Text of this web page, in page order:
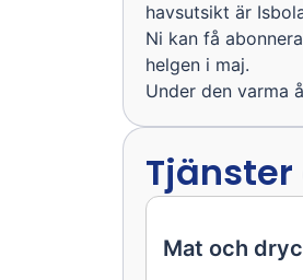
havsutsikt är
Ni kan få
helgen i maj.
Under den varma
Mat och